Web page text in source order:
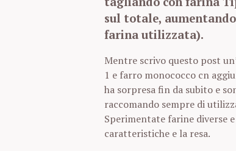
sul totale,
farina utilizzata).
Mentre scrivo questo post
1 e farro monococco cn
ha sorpresa fin da subito e
raccomando sempre di
Sperimentate farine diverse
caratteristiche e la resa.